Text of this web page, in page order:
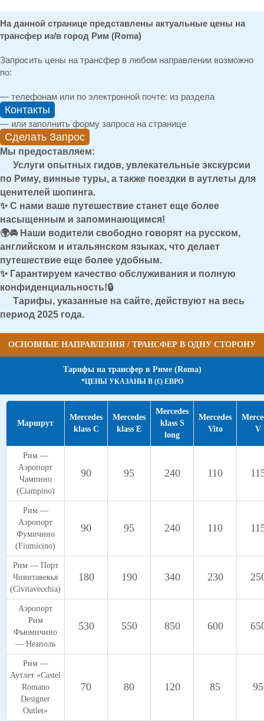
На данной странице представлены актуальные цены на
трансфер из/в город Рим (Roma)
Запросить цены на трансфер в любом направлении возможно
по:
— телефонам или по электронной почте: из раздела
Контакты
— или заполнить форму запроса на странице
Сделать Запрос
Мы предоставляем:
Услуги опытных гидов, увлекательные экскурсии
по Риму, винные туры, а также поездки в аутлеты для
ценителей шопинга.
✨ С нами ваше путешествие станет еще более
насыщенным и запоминающимся!
🌍🚘 Наши водители свободно говорят на русском,
английском и итальянском языках, что делает
путешествие еще более удобным.
✨ Гарантируем качество обслуживания и полную
конфиденциальность!🔒
Тарифы, указанные на сайте, действуют на весь
период 2025 года.
ОСНОВНЫЕ НАПРАВЛЕНИЯ / ТРАНСФЕР В ОДНУ СТОРОНУ
Тарифы на трансфер в Риме (Roma)
*ЦЕНЫ УКАЗАНЫ В (€) ЕВРО
Маршрут
Mercedes
klass C
Mercedes
klass E
Mercedes
klass S
long
Mercedes
Vito
V
Рим —
Аэропорт
Чампино
(Ciampino)
90 95 240 110
Рим —
Аэропорт
Фумичино
(Fiumicino)
90 95 240 110
Рим — Порт
Чивитавекья
(Civitavecchia)
180 190 340 230
Аэропорт
Рим
Фьюмичино
— Неаполь
530 550 850 600
Рим —
Аутлет «Castel
Romano
Designer
Outlet»
70 80 120 85 95